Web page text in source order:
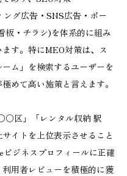
グ広告・SNS広告・ポー
板・チラシ)を体系的に組み
す。特にMEO対策は、ス
ム」を検索するユーザーを
めて高い施策と言えます。
〇区」「レンタル収納 駅
イトを上位表示させること
ジネスプロフィールに正確
用者レビューを積極的に獲